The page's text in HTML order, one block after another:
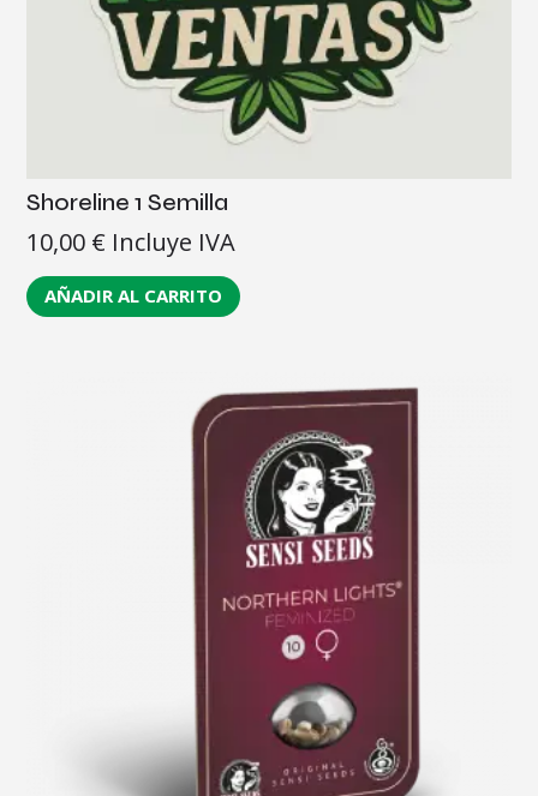
Shoreline 1 Semilla
10,00 € Incluye IVA
AÑADIR AL CARRITO